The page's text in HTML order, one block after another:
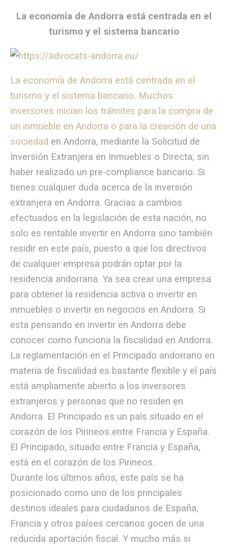
La economía de Andorra está centrada en el
turismo y el sistema bancario
La economía de Andorra está centrada en el
turismo y el sistema bancario. Muchos
inversores inician los trámites para la compra de
un inmueble en Andorra o para la creación de una
sociedad en Andorra, mediante la Solicitud de
Inversión Extranjera en Inmuebles o Directa, sin
haber realizado un pre-compliance bancario. Si
tienes cualquier duda acerca de la inversión
extranjera en Andorra. Gracias a cambios
efectuados en la legislación de esta nación, no
solo es rentable invertir en Andorra sino también
residir en este país, puesto a que los directivos
de cualquier empresa podrán optar por la
residencia andorrana. Ya sea crear una empresa
para obtener la residencia activa o invertir en
inmuebles o invertir en negocios en Andorra. Si
esta pensando en invertir en Andorra debe
conocer como funciona la fiscalidad en Andorra.
La reglamentación en el Principado andorrano en
materia de fiscalidad es bastante flexible y el país
está ampliamente abierto a los inversores
extranjeros y personas que no residen en
Andorra. El Principado es un país situado en el
corazón de los Pirineos entre Francia y España.
El Principado, situado entre Francia y España,
está en el corazón de los Pirineos.
Durante los últimos años, este país se ha
posicionado como uno de los principales
destinos ideales para ciudadanos de España,
Francia y otros países cercanos gocen de una
reducida aportación fiscal. Y mucho más si